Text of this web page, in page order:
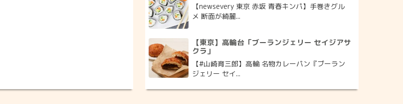
【newsevery 東京 赤坂 青春キンパ】手巻きグル
メ 断面が綺麗...
【東京】高輪台「ブーランジェリー セイジアサ
クラ」
【#山崎育三郎】高輪 名物カレーパン『ブーラン
ジェリー セイ...